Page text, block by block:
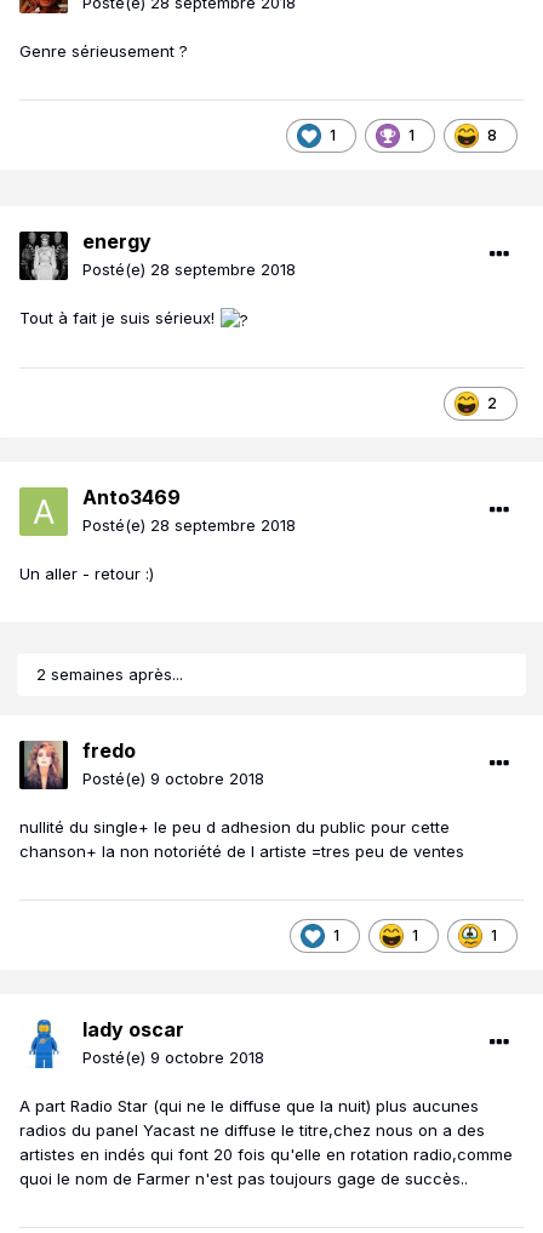
Genre sérieusement ?
1 1 8
energy
Posté(e) 28 septembre 2018
Tout à fait je suis sérieux!
2
Anto3469
Posté(e) 28 septembre 2018
Un aller - retour :)
2 semaines après...
fredo
Posté(e) 9 octobre 2018
nullité du single+ le peu d adhesion du public pour cette
chanson+ la non notoriété de l artiste =tres peu de ventes
1 1 1
lady oscar
Posté(e) 9 octobre 2018
A part Radio Star (qui ne le diffuse que la nuit) plus aucunes
radios du panel Yacast ne diffuse le titre,chez nous on a des
artistes en indés qui font 20 fois qu'elle en rotation radio,comme
quoi le nom de Farmer n'est pas toujours gage de succès..